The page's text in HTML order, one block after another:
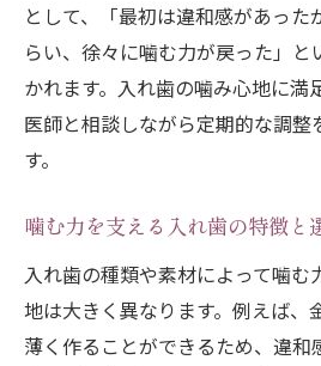
として、「最初は違和感があった
らい、徐々に噛む力が戻った」と
かれます。入れ歯の噛み心地に満
医師と相談しながら定期的な調整
す。
噛む力を支える入れ歯の特徴と
入れ歯の種類や素材によって噛む
地は大きく異なります。例えば、
薄く作ることができるため、違和